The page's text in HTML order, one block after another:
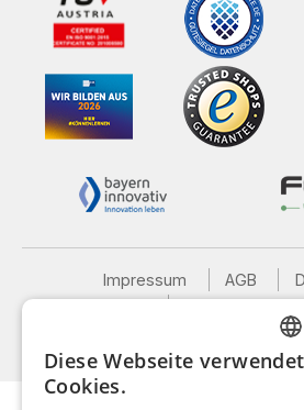
Impressum AGB
© 2026 Weidinger GmbH, All
Diese Webseite verwendet
Cookies.